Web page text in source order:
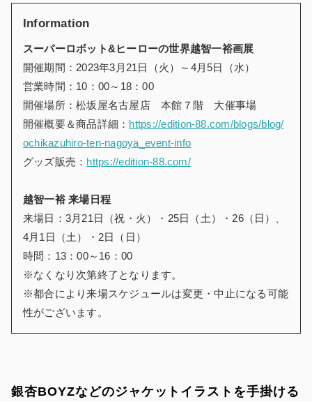
Information
スーパーロボット&ヒーローの世界越智一裕画展
開催期間：2023年3月21日（火）～4月5日（水）
営業時間：10：00～18：00
開催場所：松坂屋名古屋店 本館７階 大催事場
開催概要＆商品詳細： https://edition-88.com/blogs/blog/
ochikazuhiro-ten-nagoya_event-info
グッズ販売： https://edition-88.com/
越智一裕 来場日程
来場日：3月21日（祝・火）・25日（土）・26（日）、
4月1日（土）・2日（日）
時間：13：00～16：00
※なくなり次第終了となります。
※都合により来場スケジュールは変更・中止になる可能
性がございます。
銀杏BOYZなどのジャケットイラストを手掛ける